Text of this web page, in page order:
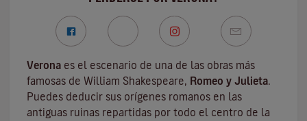
Verona es el escenario de una de las obras más
famosas de William Shakespeare, Romeo y Julieta.
Puedes deducir sus orígenes romanos en las
antiguas ruinas repartidas por todo el centro de la